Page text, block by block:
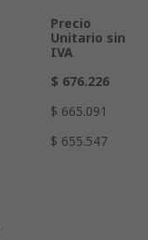
Precio
Unitario sin
IVA
$ 676.226
$ 665.091
$ 655.547